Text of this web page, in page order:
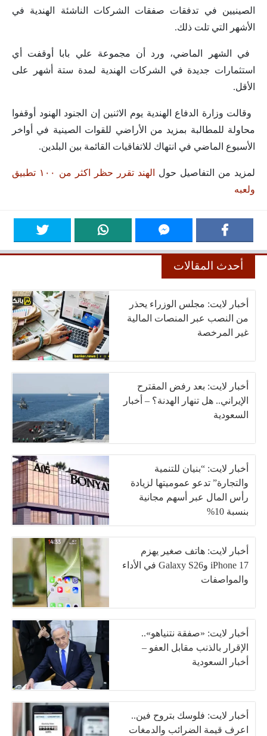
الصينيين في تدفقات صفقات الشركات الناشئة الهندية في
الأشهر التي تلت ذلك.
‎ في الشهر الماضي، ورد أن مجموعة علي بابا أوقفت أي
استثمارات جديدة في الشركات الهندية لمدة ستة أشهر على
الأقل.
‎ وقالت وزارة الدفاع الهندية يوم الاثنين إن الجنود الهنود أوقفوا
محاولة للمطالبة بمزيد من الأراضي للقوات الصينية في أواخر
الأسبوع الماضي في انتهاك للاتفاقيات القائمة بين البلدين.
لمزيد من التفاصيل حول
الهند تقرر حظر اكثر من ١٠٠ تطبيق
ولعبه
أحدث المقالات
أخبار لايت: مجلس الوزراء يحذر
من النصب عبر المنصات المالية
غير المرخصة
أخبار لايت: بعد رفض المقترح
الإيراني.. هل تنهار الهدنة؟ – أخبار
السعودية
أخبار لايت: “بنيان للتنمية
والتجارة” تدعو عموميتها لزيادة
رأس المال عبر أسهم مجانية
بنسبة 10%
أخبار لايت: هاتف صغير يهزم
iPhone 17 وGalaxy S26 في الأداء
والمواصفات
أخبار لايت: «صفقة نتنياهو»..
الإقرار بالذنب مقابل العفو –
أخبار السعودية
أخبار لايت: فلوسك بتروح فين..
اعرف قيمة الضرائب والدمغات